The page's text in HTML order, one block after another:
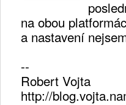
na obou
a nastavení
--
Robert Vojta
http://